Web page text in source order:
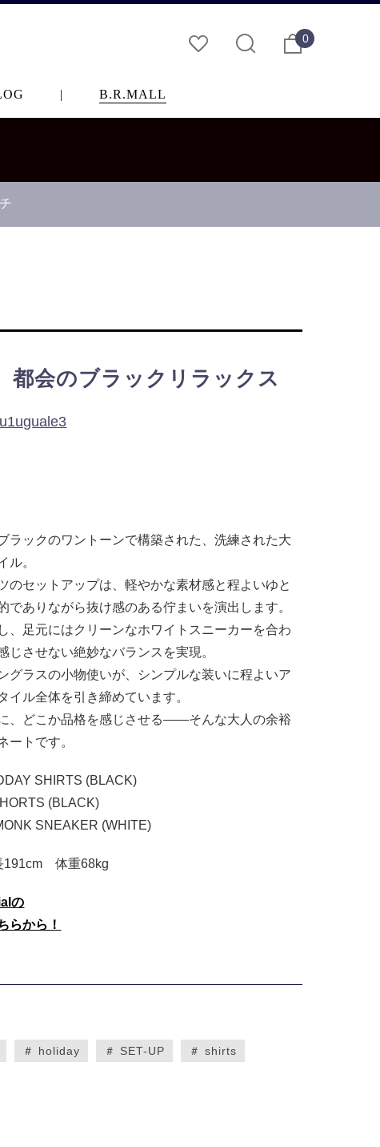
0
| B.R.MALL
都会のブラックリラックス
ラックのワントーンで構築された、洗練された大
ル。
のセットアップは、軽やかな素材感と程よいゆと
でありながら抜け感のある佇まいを演出します。
、足元にはクリーンなホワイトスニーカーを合わ
じさせない絶妙なバランスを実現。
グラスの小物使いが、シンプルな装いに程よいア
イル全体を引き締めています。
、どこか品格を感じさせる——そんな大人の余裕
ートです。
SHIRTS (BLACK)
(BLACK)
SNEAKER (WHITE)
191cm 体重68kg
の
らから！
＃ holiday ＃ SET-UP ＃ shirts